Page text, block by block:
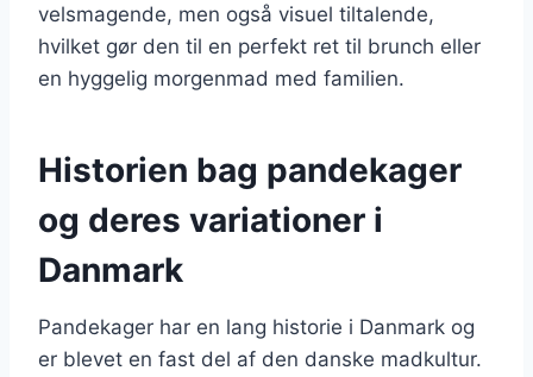
velsmagende, men også visuel tiltalende,
hvilket gør den til en perfekt ret til brunch eller
en hyggelig morgenmad med familien.
Historien bag pandekager
og deres variationer i
Danmark
Pandekager har en lang historie i Danmark og
er blevet en fast del af den danske madkultur.